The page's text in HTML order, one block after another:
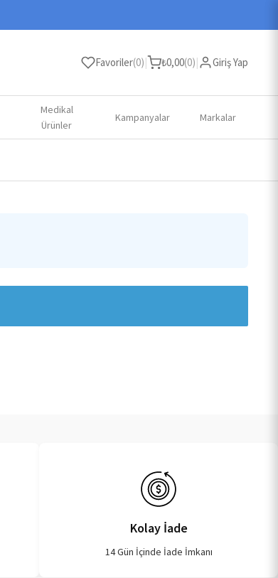
Favoriler(0)| ₺0,00(0)| Giriş Yap
Medikal
Ürünler
Kampanyalar Markalar
Kolay İade
14 Gün İçinde İade İmkanı